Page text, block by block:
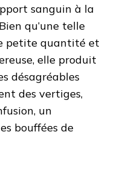
sanguin à la
qu’une telle
petite quantité et
elle produit
désagréables
des vertiges,
un
bouffées de